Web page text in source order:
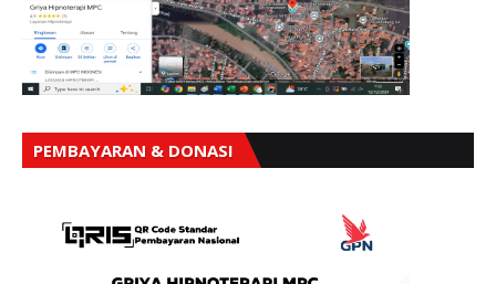
PEMBAYARAN & DONASI